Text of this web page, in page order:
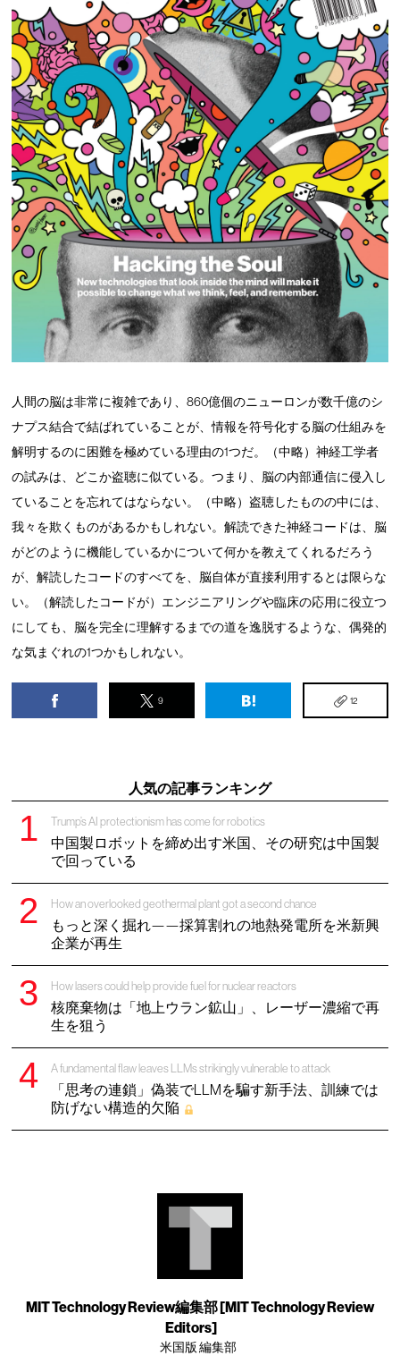
人間の脳は非常に複雑であり、860億個のニューロンが数千億のシ
ナプス結合で結ばれていることが、情報を符号化する脳の仕組みを
解明するのに困難を極めている理由の1つだ。（中略）神経工学者
の試みは、どこか盗聴に似ている。つまり、脳の内部通信に侵入し
ていることを忘れてはならない。（中略）盗聴したものの中には、
我々を欺くものがあるかもしれない。解読できた神経コードは、脳
がどのように機能しているかについて何かを教えてくれるだろう
が、解読したコードのすべてを、脳自体が直接利用するとは限らな
い。（解読したコードが）エンジニアリングや臨床の応用に役立つ
にしても、脳を完全に理解するまでの道を逸脱するような、偶発的
な気まぐれの1つかもしれない。
9 12
人気の記事ランキング
Trump’s AI protectionism has come for robotics
中国製ロボットを締め出す米国、その研究は中国製
で回っている
How an overlooked geothermal plant got a second chance
もっと深く掘れ——採算割れの地熱発電所を米新興
企業が再生
How lasers could help provide fuel for nuclear reactors
核廃棄物は「地上ウラン鉱山」、レーザー濃縮で再
生を狙う
A fundamental flaw leaves LLMs strikingly vulnerable to attack
「思考の連鎖」偽装でLLMを騙す新手法、訓練では
防げない構造的欠陥
MIT Technology Review編集部 [MIT Technology Review
Editors]
米国版 編集部